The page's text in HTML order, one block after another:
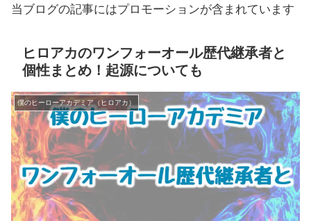
当ブログの記事にはプロモーションが含まれています
ヒロアカのワンフォーオール歴代継承者と
個性まとめ！起源についても
僕のヒーローアカデミア（ヒロアカ）